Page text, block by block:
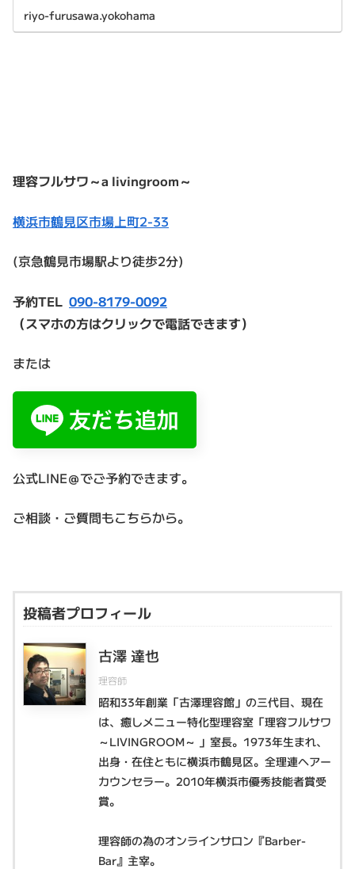
として規制の対象になったという...
riyo-furusawa.yokohama
理容フルサワ～a livingroom～
横浜市鶴見区市場上町2-33
(京急鶴見市場駅より徒歩2分)
予約TEL 090-8179-0092
（スマホの方はクリックで電話できます）
または
公式LINE＠でご予約できます。
ご相談・ご質問もこちらから。
投稿者プロフィール
古澤 達也
理容師
昭和33年創業「古澤理容館」の三代目、現在
は、癒しメニュー特化型理容室「理容フルサワ
～LIVINGROOM～ 」室長。1973年生まれ、
出身・在住ともに横浜市鶴見区。全理連ヘアー
カウンセラー。2010年横浜市優秀技能者賞受
賞。
理容師の為のオンラインサロン『Barber-
Bar』主宰。